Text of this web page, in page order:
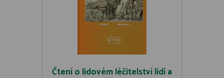
Čtení o lidovém léčitelství lidí a